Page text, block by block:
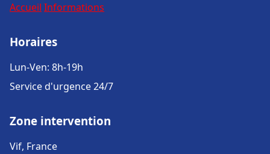
Accueil Informations
Horaires
Lun-Ven: 8h-19h
Service d'urgence 24/7
Zone intervention
Vif, France